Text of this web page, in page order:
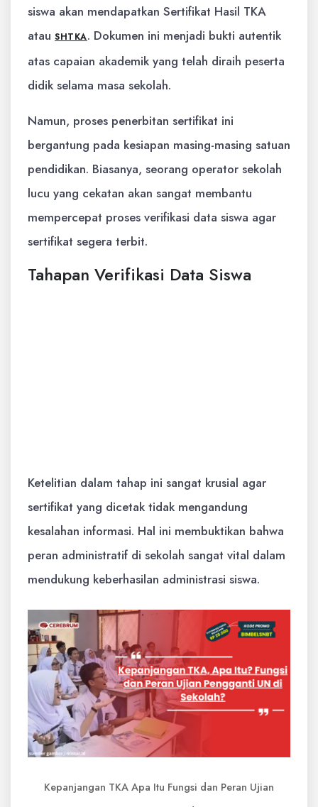
siswa akan mendapatkan Sertifikat Hasil TKA
atau SHTKA. Dokumen ini menjadi bukti autentik
atas capaian akademik yang telah diraih peserta
didik selama masa sekolah.
Namun, proses penerbitan sertifikat ini
bergantung pada kesiapan masing-masing satuan
pendidikan. Biasanya, seorang operator sekolah
lucu yang cekatan akan sangat membantu
mempercepat proses verifikasi data siswa agar
sertifikat segera terbit.
Tahapan Verifikasi Data Siswa
Ketelitian dalam tahap ini sangat krusial agar
sertifikat yang dicetak tidak mengandung
kesalahan informasi. Hal ini membuktikan bahwa
peran administratif di sekolah sangat vital dalam
mendukung keberhasilan administrasi siswa.
Kepanjangan TKA Apa Itu Fungsi dan Peran Ujian